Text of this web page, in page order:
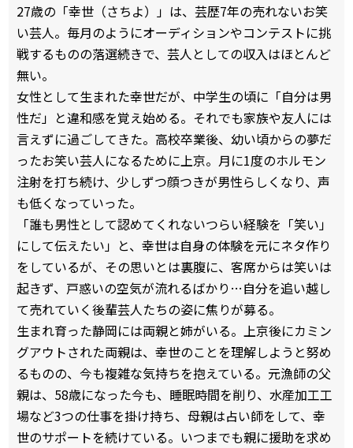
27歳の「幸世（さちよ）」は、芸歴7年の売れないお笑
い芸人。毎月のようにオーディションやコンテストに挑
戦するものの落選続きで、芸人としての収入はほとんど
無い。
女性として生まれた幸世だが、中学生の頃に「自分は男
性だ」と違和感を覚え始める。それでも家族や友人には
言えずに過ごしてきた。高校卒業後、幼い頃からの夢だ
ったお笑い芸人になるために上京。月に1度のホルモン
注射を打ち続け、少しずつ顔つきが男性らしくなり、声
も低くなっていった。
「誰も男性として認めてくれないつらい経験を「笑い」
にして伝えたい」と、幸世は自身の体験を元にネタ作り
をしているが、その思いとは裏腹に、客席からは笑いは
起きず、戸惑いの空気が流れるばかり…自分を追い越し
て売れていく後輩芸人たちの姿に焦りが募る。
生まれ育った静岡には両親と姉がいる。上京後にカミン
グアウトされた両親は、幸世のことを理解しようと努め
るものの、今も複雑な気持ちを抱えている。元漁師の父
親は、58歳になった今も、睡眠時間を削り、水産加工工
場など3つの仕事を掛け持ち、母親は占い師をして、幸
世のサポートを続けている。いつまでも親に援助を求め